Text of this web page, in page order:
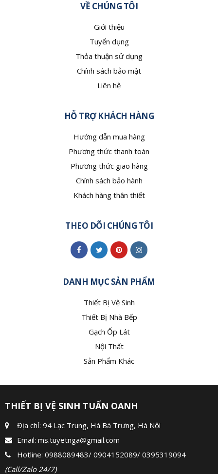
VỀ CHÚNG TÔI
Giới thiệu
Tuyển dụng
Thỏa thuận sử dụng
Chính sách bảo mật
Liên hệ
HỖ TRỢ KHÁCH HÀNG
Hướng dẫn mua hàng
Phương thức thanh toán
Phương thức giao hàng
Chính sách bảo hành
Khách hàng thân thiết
THEO DÕI CHÚNG TÔI
DANH MỤC SẢN PHẨM
Thiết Bị Vệ Sinh
Thiết Bị Nhà Bếp
Gạch Ốp Lát
Nội Thất
Sản Phẩm Khác
THIẾT BỊ VỆ SINH TUẤN OANH
Địa chỉ: 94 Lạc Trung, Hà Bà Trưng, Hà Nội
Email: ms.tuyetnga@gmail.com
Hotline: 0988089483/ 0904152089/ 0395319094
(Call/Zalo 24/7)